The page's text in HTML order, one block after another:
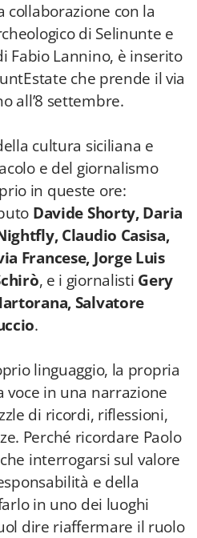
collaborazione con la
di Selinunte e
Fabio Lannino, è inserito
che prende il via
all’8 settembre.
cultura siciliana e
e del giornalismo
in queste ore:
Davide Shorty, Daria
Claudio Casisa,
Francese, Jorge Luis
, e i giornalisti Gery
Salvatore
.
linguaggio, la propria
voce in una narrazione
di ricordi, riflessioni,
Perché ricordare Paolo
interrogarsi sul valore
e della
in uno dei luoghi
dire riaffermare il ruolo